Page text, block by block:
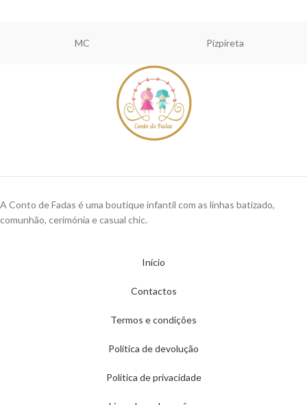
MC Pizpireta
A Conto de Fadas é uma boutique infantil com as linhas batizado,
comunhão, cerimónia e casual chic.
Início
Contactos
Termos e condições
Política de devolução
Política de privacidade